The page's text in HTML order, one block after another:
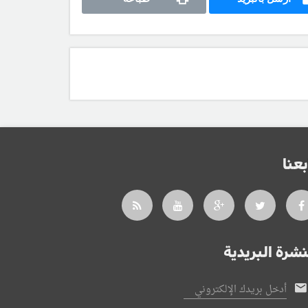
البريدية
أدخل بريدك الإلكتروني